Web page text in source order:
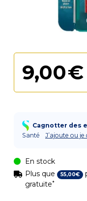
9,00€
Cagnotter des
Santé
J’ajoute ou
En stock
Plus que
55,00€
gratuite*